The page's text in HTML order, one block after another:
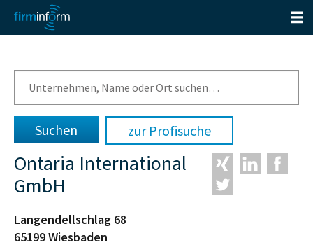
zur Profisuche
Ontaria International
GmbH
Langendellschlag 68
65199Wiesbaden